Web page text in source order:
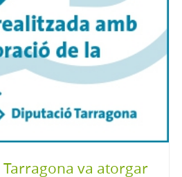
Tarragona va atorgar